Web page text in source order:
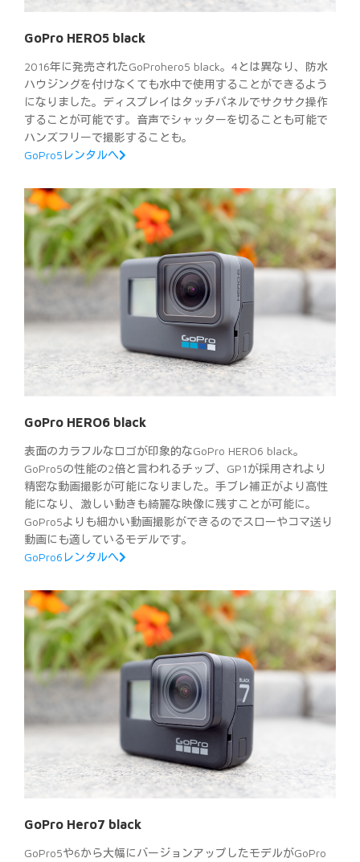
GoPro HERO5 black
2016年に発売されたGoProhero5 black。4とは異なり、防水
ハウジングを付けなくても水中で使用することができるよう
になりました。ディスプレイはタッチパネルでサクサク操作
することが可能です。音声でシャッターを切ることも可能で
ハンズフリーで撮影することも。
GoPro5レンタルへ
GoPro HERO6 black
表面のカラフルなロゴが印象的なGoPro HERO6 black。
GoPro5の性能の2倍と言われるチップ、GP1が採用されより
精密な動画撮影が可能になりました。手ブレ補正がより高性
能になり、激しい動きも綺麗な映像に残すことが可能に。
GoPro5よりも細かい動画撮影ができるのでスローやコマ送り
動画にも適しているモデルです。
GoPro6レンタルへ
GoPro Hero7 black
GoPro5や6から大幅にバージョンアップしたモデルがGoPro